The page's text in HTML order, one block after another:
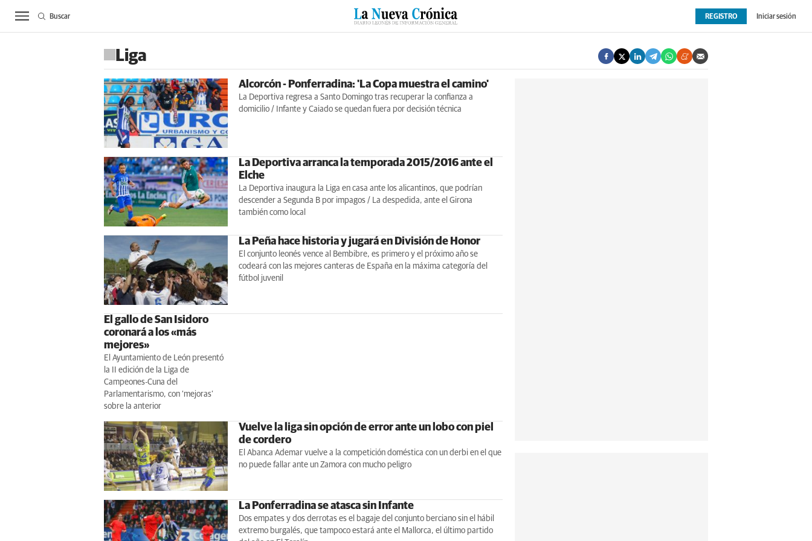
ACTUALIDAD BIERZO SUCESOS CULTURAS ESPECIALES DEPORTES OPINIÓN EXTRAS
REGISTRO Iniciar sesión
Buscar
Liga
Alcorcón - Ponferradina: 'La Copa muestra el camino'
La Deportiva regresa a Santo Domingo tras recuperar la confianza a
domicilio / Infante y Caiado se quedan fuera por decisión técnica
La Deportiva arranca la temporada 2015/2016 ante el
Elche
La Deportiva inaugura la Liga en casa ante los alicantinos, que podrían
descender a Segunda B por impagos / La despedida, ante el Girona
también como local
La Peña hace historia y jugará en División de Honor
El conjunto leonés vence al Bembibre, es primero y el próximo año se
codeará con las mejores canteras de España en la máxima categoría del
fútbol juvenil
El gallo de San Isidoro
coronará a los «más
mejores»
El Ayuntamiento de León presentó
la II edición de la Liga de
Campeones-Cuna del
Parlamentarismo, con ‘mejoras’
sobre la anterior
Vuelve la liga sin opción de error ante un lobo con piel
de cordero
El Abanca Ademar vuelve a la competición doméstica con un derbi en el que
no puede fallar ante un Zamora con mucho peligro
La Ponferradina se atasca sin Infante
Dos empates y dos derrotas es el bagaje del conjunto berciano sin el hábil
extremo burgalés, que tampoco estará ante el Mallorca, el último partido